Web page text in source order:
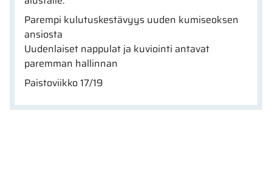
Parempi kulutuskestävyys uuden kumiseoksen
ansiosta
Uudenlaiset nappulat ja kuviointi antavat
paremman hallinnan
Paistoviikko 17/19